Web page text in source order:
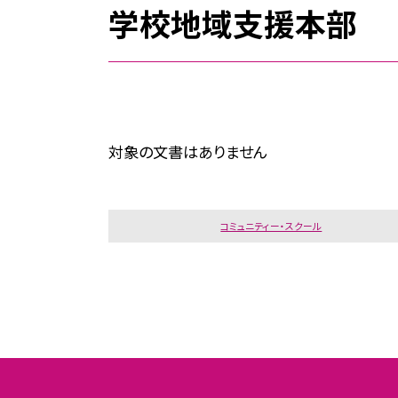
学校地域支援本部
対象の文書はありません
コミュニティー・スクール